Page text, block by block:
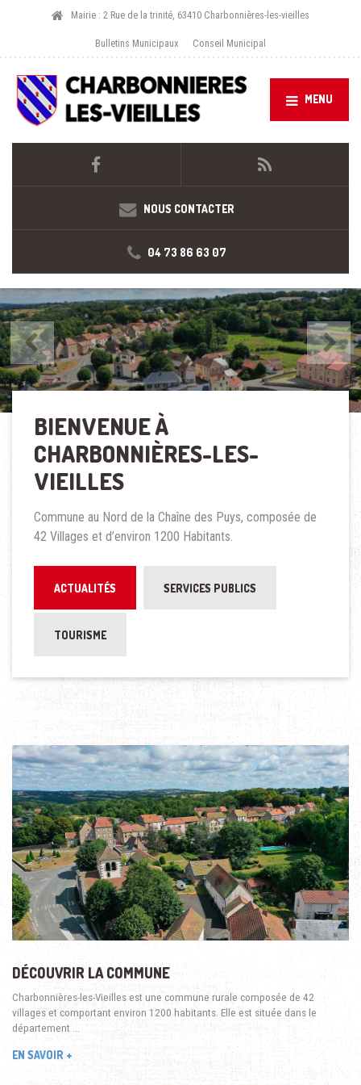
Mairie : 2 Rue de la trinité, 63410 Charbonnières-les-vieilles
Bulletins Municipaux Conseil Municipal
MENU
NOUS CONTACTER
04 73 86 63 07
Précédent
BIENVENUE À
CHARBONNIÈRES-LES-
VIEILLES
Commune au Nord de la Chaîne des Puys, composée de
42 Villages et d’environ 1200 Habitants.
ACTUALITÉS SERVICES PUBLICS
TOURISME
DÉCOUVRIR LA COMMUNE
Charbonnières-les-Vieilles est une commune rurale composée de 42
villages et comportant environ 1200 habitants. Elle est située dans le
département …
EN SAVOIR +